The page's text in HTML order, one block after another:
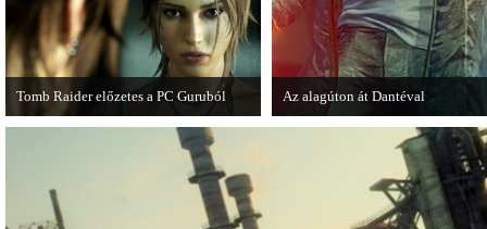
Az alagúton át Dantéval
A Devil May Cry újragondolás új
játékmenet-videóval jelentkezik.
Tomb Raider előzetes a PC Guruból
A PC Guru friss számában több oldalon
olvashatunk az új Tomb Raiderről,
mely cikkből most egy részletet online
is közzétettek.